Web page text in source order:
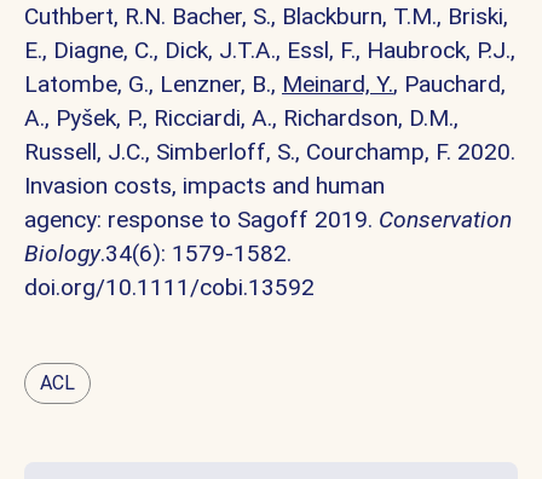
Cuthbert, R.N. Bacher, S., Blackburn, T.M., Briski,
E., Diagne, C., Dick, J.T.A., Essl, F., Haubrock, P.J.,
Latombe, G., Lenzner, B., Meinard, Y., Pauchard,
A., Pyšek, P., Ricciardi, A., Richardson, D.M.,
Russell, J.C., Simberloff, S., Courchamp, F. 2020.
Invasion costs, impacts and human
agency: response to Sagoff 2019. Conservation
Biology.34(6): 1579-1582.
doi.org/10.1111/cobi.13592
ACL